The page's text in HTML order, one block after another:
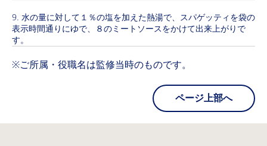
水の量に対して１％の塩を加えた熱湯で、スパゲッティを袋の
表示時間通りにゆで、８のミートソースをかけて出来上がりで
す。
※ご所属・役職名は監修当時のものです。
ページ上部へ